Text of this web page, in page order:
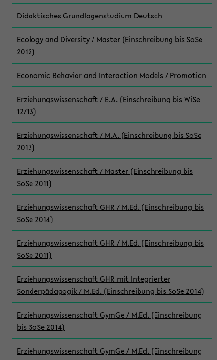
Didaktisches Grundlagenstudium Deutsch
Ecology and Diversity / Master (Einschreibung bis SoSe
2012)
Economic Behavior and Interaction Models / Promotion
Erziehungswissenschaft / B.A. (Einschreibung bis WiSe
12/13)
Erziehungswissenschaft / M.A. (Einschreibung bis SoSe
2013)
Erziehungswissenschaft / Master (Einschreibung bis
SoSe 2011)
Erziehungswissenschaft GHR / M.Ed. (Einschreibung bis
SoSe 2014)
Erziehungswissenschaft GHR / M.Ed. (Einschreibung bis
SoSe 2011)
Erziehungswissenschaft GHR mit Integrierter
Sonderpädagogik / M.Ed. (Einschreibung bis SoSe 2014)
Erziehungswissenschaft GymGe / M.Ed. (Einschreibung
bis SoSe 2014)
Erziehungswissenschaft GymGe / M.Ed. (Einschreibung